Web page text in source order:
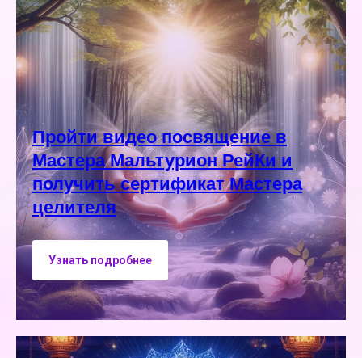
Пройти видео посвящение в
Мастера Мальтурион РейКи и
получить сертификат Мастера
целителя
Узнать подробнее